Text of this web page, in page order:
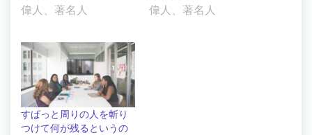
偉人、著名人 偉人、著名人
すぱっと周りの人を斬り
つけて何が残るというの